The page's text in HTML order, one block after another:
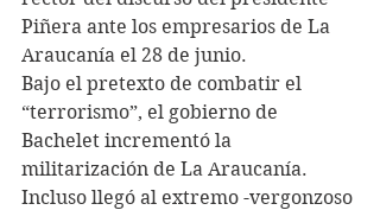
Piñera ante los empresarios de La
Araucanía el 28 de junio.
Bajo el pretexto de combatir el
“terrorismo”, el gobierno de
Bachelet incrementó la
militarización de La Araucanía.
Incluso llegó al extremo -vergonzoso